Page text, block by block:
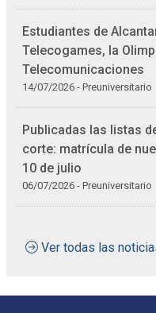
Estudiantes de
Telecogames, la
Telecomunicaciones
14/07/2026 - Preuniversitario
Publicadas las listas
corte: matrícula de
10 de julio
06/07/2026 - Preuniversitario
Ver todas las